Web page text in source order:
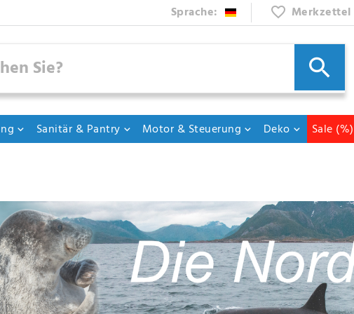
Sprache: Merkzettel
Sanitär & Pantry Motor & Steuerung Deko Sale (%)